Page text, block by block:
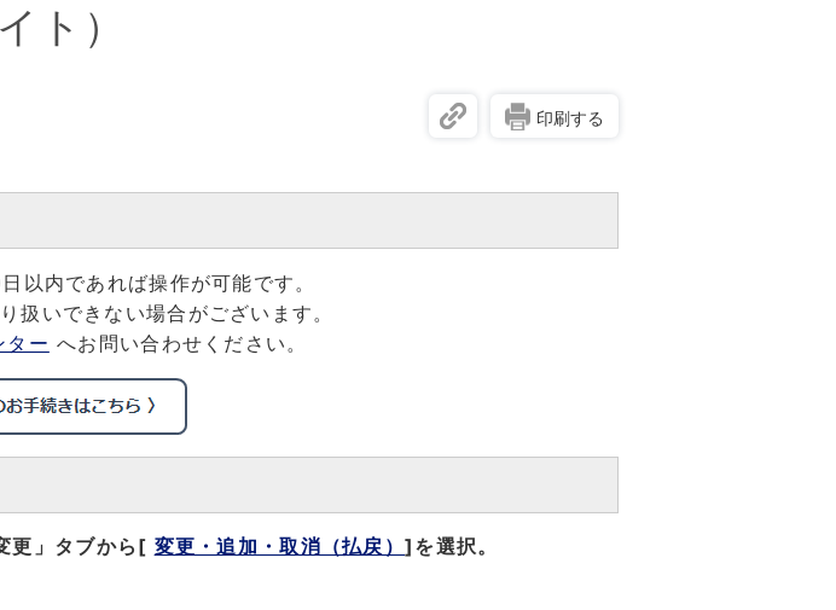
ト）
印刷する
以内であれば操作が可能です。
扱いできない場合がございます。
ター へお問い合わせください。
更」タブから[ 変更・追加・取消（払戻）]を選択。